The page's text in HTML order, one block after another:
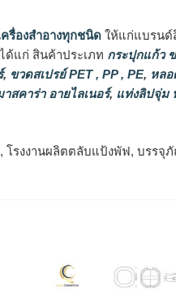
รื่องสำอางทุกชนิด ให้แก่แบรนด์
ด้แก่ สินค้าประเภท กระปุกแก้ว
, ขวดสเปรย์ PET , PP , PE, หล
สคาร่า อายไลเนอร์, แท่งลิปจุ่ม
โรงงานผลิตตลับแป้งพัฟ, บรรจุ